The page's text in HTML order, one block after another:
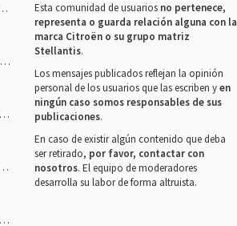
Esta comunidad de usuarios no pertenece,
representa o guarda relación alguna con la
marca Citroën o su grupo matriz
Stellantis.
Los mensajes publicados reflejan la opinión
personal de los usuarios que las escriben yen
ningún caso somos responsables de sus
publicaciones.
En caso de existir algún contenido que deba
ser retirado, por favor, contactar con
nosotros. El equipo de moderadores
desarrolla su labor de forma altruista.